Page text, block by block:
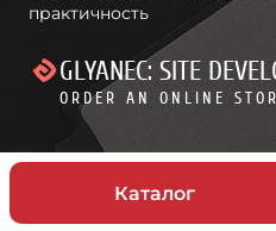
СкидкиКаталог
практичность
GLYANEC: SITE
ORDER AN ONLINE